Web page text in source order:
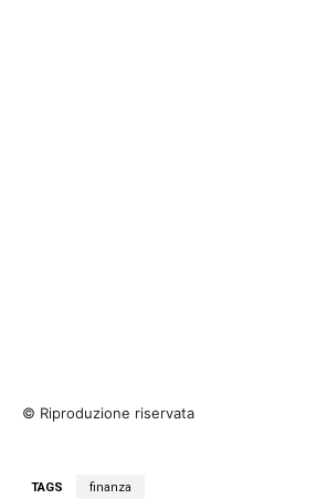
© Riproduzione riservata
TAGS finanza